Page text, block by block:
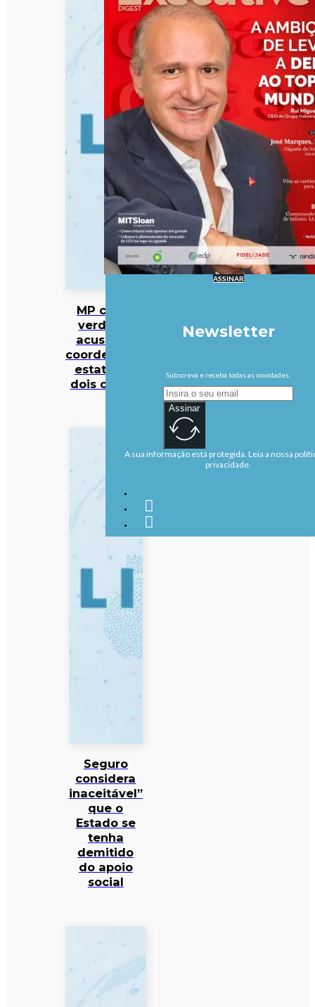
MP cabo-
verdiano
acusa ex-
coordenador
estatal de
dois crimes
Seguro
considera
inaceitável”
que o
Estado se
tenha
demitido
do apoio
social
ASSINAR
Newsletter
Subscreva e receba todas as novidades.
Assinar
A sua informação está protegida. Leia a nossa
privacidade.